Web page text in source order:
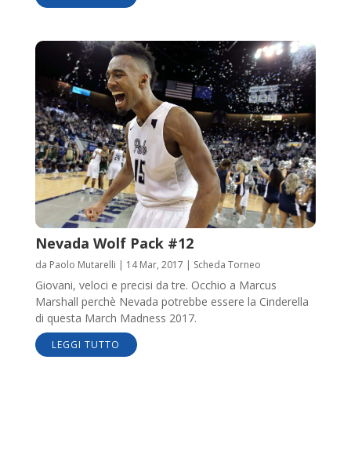
Nevada Wolf Pack #12
da Paolo Mutarelli | 14 Mar, 2017 | Scheda Torneo
Giovani, veloci e precisi da tre. Occhio a Marcus
Marshall perchè Nevada potrebbe essere la Cinderella
di questa March Madness 2017.
LEGGI TUTTO